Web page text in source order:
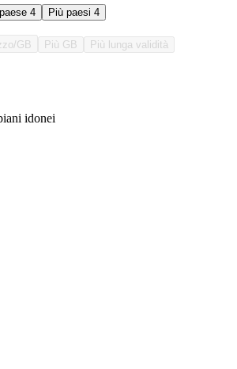
4 Più paesi 4
GB Più GB Più lunga validità
idonei